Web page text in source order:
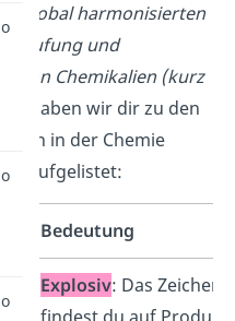
Global harmonisierten
und
von Chemikalien (kurz
haben wir dir zu den
in der Chemie
aufgelistet:
Bedeutung
Explosiv: Das Zeichen